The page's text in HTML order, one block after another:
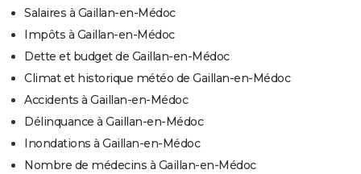
Salaires à Gaillan-en-Médoc
Impôts à Gaillan-en-Médoc
Dette et budget de Gaillan-en-Médoc
Climat et historique météo de Gaillan-en-Médoc
Accidents à Gaillan-en-Médoc
Délinquance à Gaillan-en-Médoc
Inondations à Gaillan-en-Médoc
Nombre de médecins à Gaillan-en-Médoc